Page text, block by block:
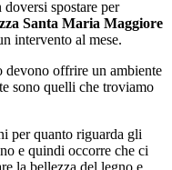
spostare per
Santa Maria Maggiore
intervento al mese.
devono offrire un ambiente
sono quelli che troviamo
per quanto riguarda gli
e quindi occorre che ci